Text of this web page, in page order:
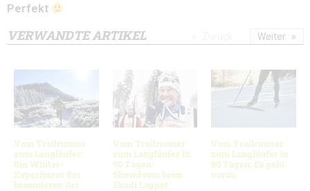
Perfekt
VERWANDTE ARTIKEL
Vom Trailrunner
zum Langläufer:
Ein Winter-
Experiment der
besonderen Art
Vom Trailrunner
zum Langläufer in
90 Tagen:
Showdown beim
Skadi Loppet
Vom Trailrunner
zum Langläufer in
90 Tagen: Es geht
voran
Weiter